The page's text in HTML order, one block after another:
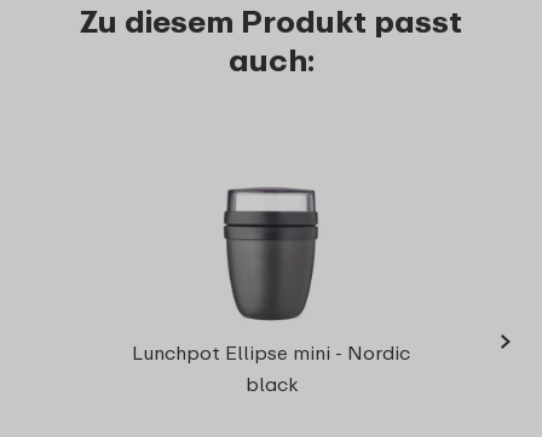
Zu diesem Produkt passt
auch:
Lunchpot Ellipse mini - Nordic
black
›